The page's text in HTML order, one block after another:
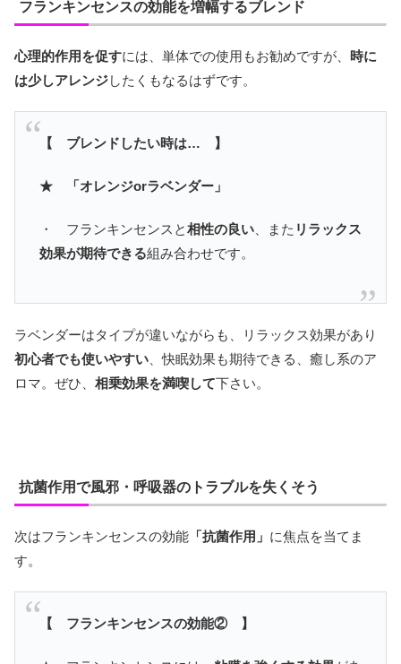
フランキンセンスの効能を増幅するブレンド
心理的作用を促すには、単体での使用もお勧めですが、 時に
は少しアレンジしたくもなるはずです。
【 ブレンドしたい時は… 】
★ 「オレンジorラベンダー」
・ フランキンセンスと相性の良い 、また リラックス
効果が期待できる組み合わせです。
ラベンダーはタイプが違いながらも、リラックス効果があり
初心者でも使いやすい 、快眠効果も期待できる、癒し系のア
ロマ。ぜひ、 相乗効果を満喫して下さい。
抗菌作用で風邪・呼吸器のトラブルを失くそう
次はフランキンセンスの効能 「抗菌作用」 に焦点を当てま
す。
【 フランキンセンスの効能② 】